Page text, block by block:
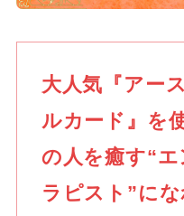
大人気『アー
ルカード』を
の人を癒す“
ラピスト”に